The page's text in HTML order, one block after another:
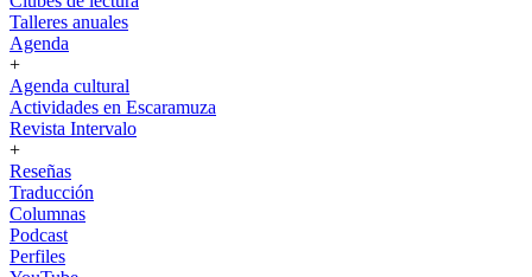
Talleres anuales
Agenda
+
Agenda cultural
Actividades en Escaramuza
Revista Intervalo
+
Reseñas
Traducción
Columnas
Podcast
Perfiles